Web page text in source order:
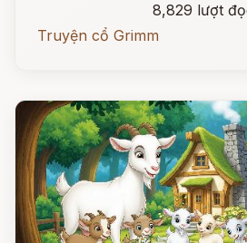
8,829 lượt
Truyện cổ Grimm